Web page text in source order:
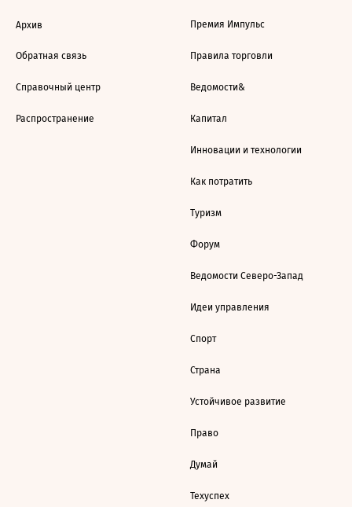
Архив
Обратная связь
Справочный центр
Распространение
Премия Импульс
Правила торговли
Ведомости&
Капитал
Инновации и технологии
Как потратить
Туризм
Форум
Ведомости Северо-Запад
Идеи управления
Спорт
Страна
Устойчивое развитие
Право
Думай
Техуспех